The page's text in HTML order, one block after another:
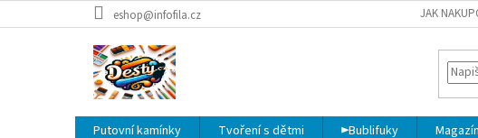
na
eshop@infofila.cz JAK
Putovní kamínky Tvoření s dětmi ►Bublifuky